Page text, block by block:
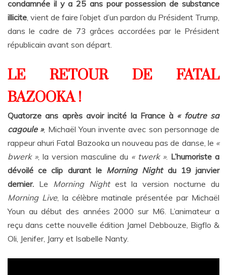
condamnée il y a 25 ans pour possession de substance
illicite, vient de faire l’objet d’un pardon du Président Trump,
dans le cadre de 73 grâces accordées par le Président
républicain avant son départ.
LE RETOUR DE FATAL
BAZOOKA !
Quatorze ans après avoir incité la France à « foutre sa
cagoule », Michaël Youn invente avec son personnage de
rappeur ahuri Fatal Bazooka un nouveau pas de danse, le «
bwerk », la version masculine du « twerk ». L’humoriste a
dévoilé ce clip durant le Morning Nightdu 19 janvier
dernier. Le Morning Night est la version nocturne du
Morning Live, la célèbre matinale présentée par Michaël
Youn au début des années 2000 sur M6. L’animateur a
reçu dans cette nouvelle édition Jamel Debbouze, Bigflo &
Oli, Jenifer, Jarry et Isabelle Nanty.